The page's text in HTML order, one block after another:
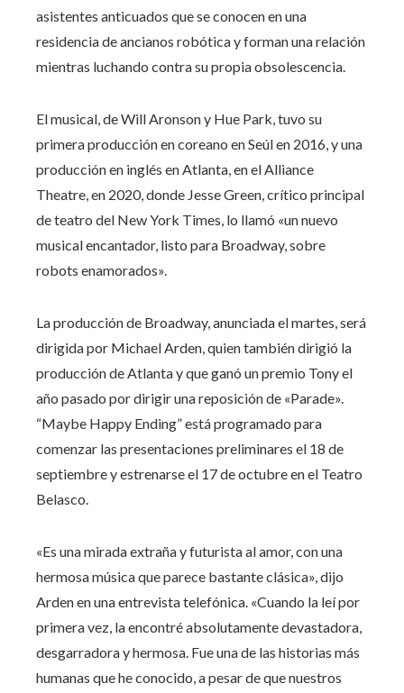
asistentes anticuados que se conocen en una
residencia de ancianos robótica y forman una relación
mientras luchando contra su propia obsolescencia.
El musical, de Will Aronson y Hue Park, tuvo su
primera producción en coreano en Seúl en 2016, y una
producción en inglés en Atlanta, en el Alliance
Theatre, en 2020, donde Jesse Green, crítico principal
de teatro del New York Times, lo llamó «un nuevo
musical encantador, listo para Broadway, sobre
robots enamorados».
La producción de Broadway, anunciada el martes, será
dirigida por Michael Arden, quien también dirigió la
producción de Atlanta y que ganó un premio Tony el
año pasado por dirigir una reposición de «Parade».
“Maybe Happy Ending” está programado para
comenzar las presentaciones preliminares el 18 de
septiembre y estrenarse el 17 de octubre en el Teatro
Belasco.
«Es una mirada extraña y futurista al amor, con una
hermosa música que parece bastante clásica», dijo
Arden en una entrevista telefónica. «Cuando la leí por
primera vez, la encontré absolutamente devastadora,
desgarradora y hermosa. Fue una de las historias más
humanas que he conocido, a pesar de que nuestros